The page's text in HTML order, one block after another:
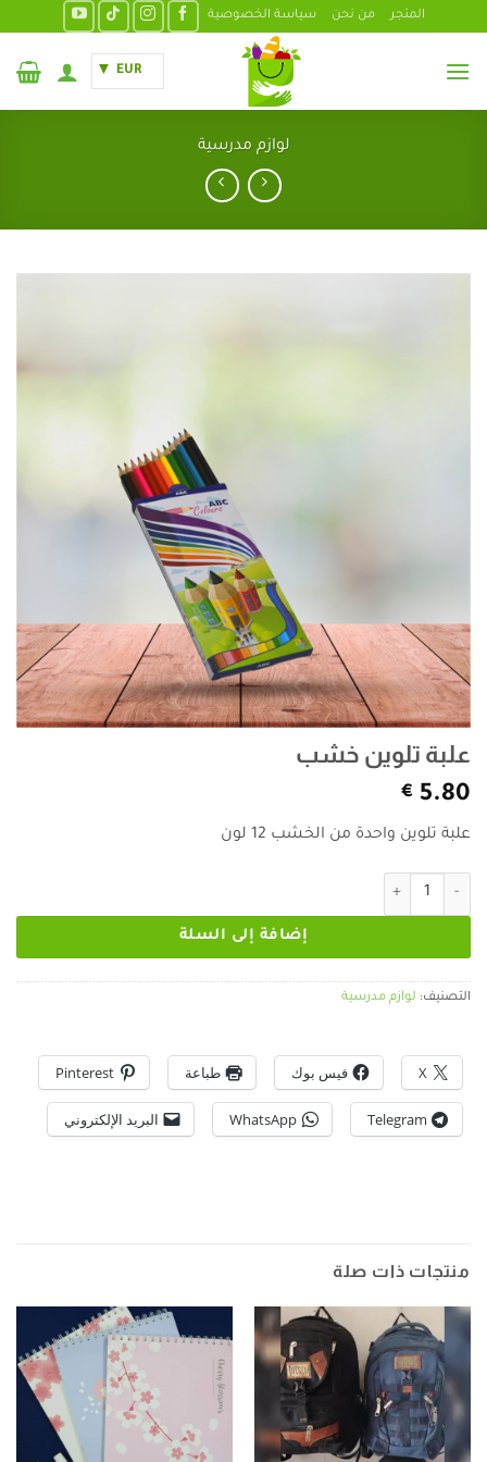
المتجر من نحن سياسة الخصوصية
EUR
لوازم مدرسية
علبة تلوين خشب
5.80
€
علبة تلوين واحدة من الخشب 12 لون
كمية علبة تلوين خشب
إضافة إلى السلة
التصنيف: لوازم مدرسية
X فيس بوك طباعة Pinterest
Telegram
WhatsApp البريد الإلكتروني
منتجات ذات صلة